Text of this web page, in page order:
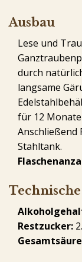
Ausbau
Lese und
durch
langsame
für 12
Anschließend
Stahltank.
Restzucker: